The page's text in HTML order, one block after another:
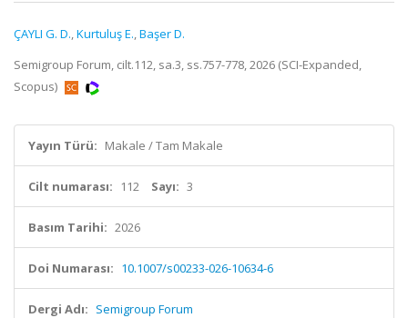
ÇAYLI G. D.,Kurtuluş E.,Başer D.
Semigroup Forum, cilt.112, sa.3, ss.757-778, 2026 (SCI-Expanded,
Scopus)
Yayın Türü: Makale / Tam Makale
Cilt numarası: 112 Sayı: 3
Basım Tarihi: 2026
Doi Numarası: 10.1007/s00233-026-10634-6
Dergi Adı: Semigroup Forum